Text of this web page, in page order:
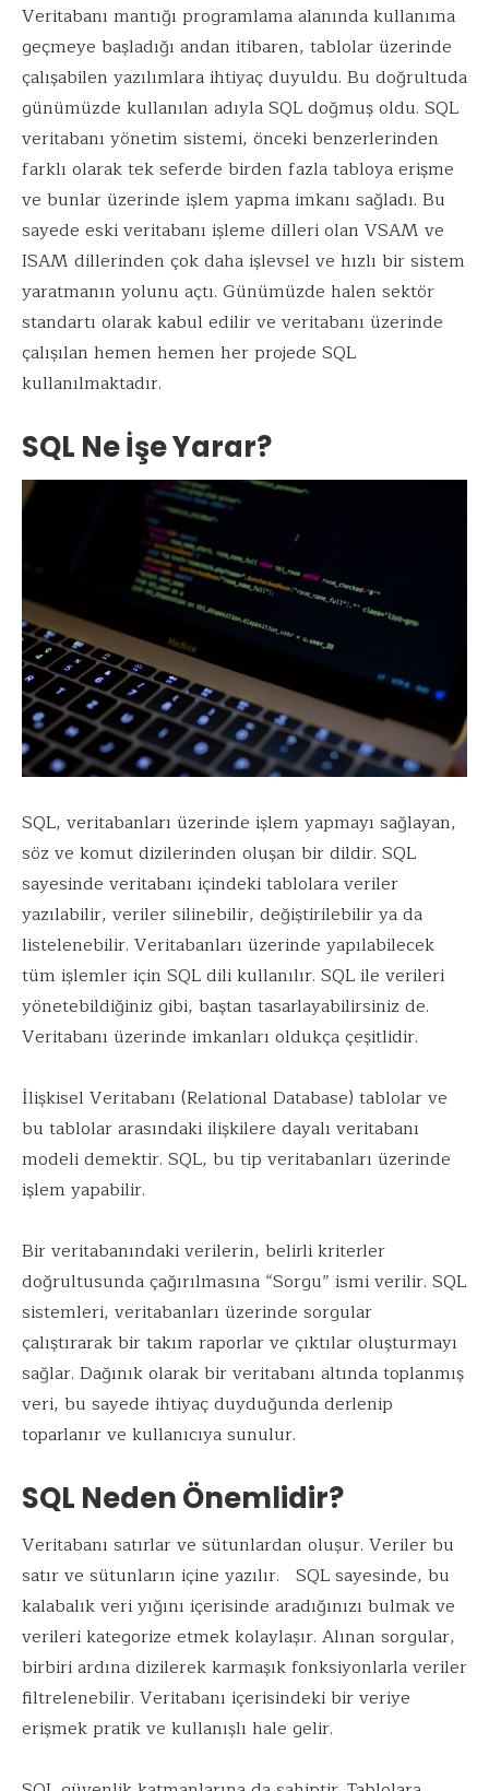
Veritabanı mantığı programlama alanında kullanıma
geçmeye başladığı andan itibaren, tablolar üzerinde
çalışabilen yazılımlara ihtiyaç duyuldu. Bu doğrultuda
günümüzde kullanılan adıyla SQL doğmuş oldu. SQL
veritabanı yönetim sistemi, önceki benzerlerinden
farklı olarak tek seferde birden fazla tabloya erişme
ve bunlar üzerinde işlem yapma imkanı sağladı. Bu
sayede eski veritabanı işleme dilleri olan VSAM ve
ISAM dillerinden çok daha işlevsel ve hızlı bir sistem
yaratmanın yolunu açtı. Günümüzde halen sektör
standartı olarak kabul edilir ve veritabanı üzerinde
çalışılan hemen hemen her projede SQL
kullanılmaktadır.
SQL Ne İşe Yarar?
SQL, veritabanları üzerinde işlem yapmayı sağlayan,
söz ve komut dizilerinden oluşan bir dildir. SQL
sayesinde veritabanı içindeki tablolara veriler
yazılabilir, veriler silinebilir, değiştirilebilir ya da
listelenebilir. Veritabanları üzerinde yapılabilecek
tüm işlemler için SQL dili kullanılır. SQL ile verileri
yönetebildiğiniz gibi, baştan tasarlayabilirsiniz de.
Veritabanı üzerinde imkanları oldukça çeşitlidir.
İlişkisel Veritabanı (Relational Database) tablolar ve
bu tablolar arasındaki ilişkilere dayalı veritabanı
modeli demektir. SQL, bu tip veritabanları üzerinde
işlem yapabilir.
Bir veritabanındaki verilerin, belirli kriterler
doğrultusunda çağırılmasına “Sorgu” ismi verilir. SQL
sistemleri, veritabanları üzerinde sorgular
çalıştırarak bir takım raporlar ve çıktılar oluşturmayı
sağlar. Dağınık olarak bir veritabanı altında toplanmış
veri, bu sayede ihtiyaç duyduğunda derlenip
toparlanır ve kullanıcıya sunulur.
SQL Neden Önemlidir?
Veritabanı satırlar ve sütunlardan oluşur. Veriler bu
satır ve sütunların içine yazılır. SQL sayesinde, bu
kalabalık veri yığını içerisinde aradığınızı bulmak ve
verileri kategorize etmek kolaylaşır. Alınan sorgular,
birbiri ardına dizilerek karmaşık fonksiyonlarla veriler
filtrelenebilir. Veritabanı içerisindeki bir veriye
erişmek pratik ve kullanışlı hale gelir.